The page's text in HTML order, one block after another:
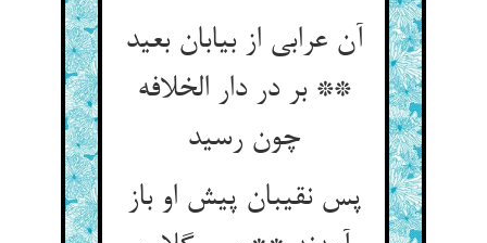
آن عرابی از بیابان بعید
** بر در دار الخلافه
چون رسید
پس نقیبان پیش او باز